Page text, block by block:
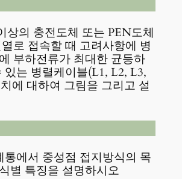
상의 충전도체 또는 PEN도체
로 접속할 때 고려사항에 병
부하전류가 최대한 균등하
있는 병렬케이블(L1, L2, L3,
에 대하여 그림을 그리고 설
통에서 중성점 접지방식의 목
별 특징을 설명하시오